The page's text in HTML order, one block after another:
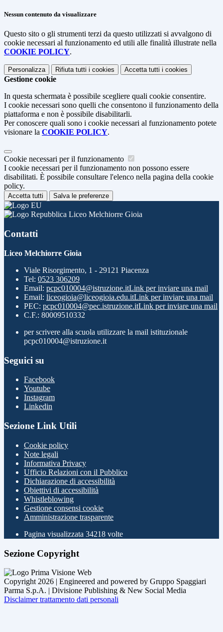
Nessun contenuto da visualizzare
Questo sito o gli strumenti terzi da questo utilizzati si avvalgono di
cookie necessari al funzionamento ed utili alle finalità illustrate nella
COOKIE POLICY.
Personalizza Rifiuta tutti i cookies Accetta tutti i cookies
Gestione cookie
In questa schermata è possibile scegliere quali cookie consentire.
I cookie necessari sono quelli che consentono il funzionamento della
piattaforma e non è possibile disabilitarli.
Per conoscere quali sono i cookie necessari al funzionamento potete
visionare la COOKIE POLICY.
Cookie necessari per il funzionamento
I cookie necessari per il funzionamento non possono essere
disabilitati. È possibile consultare l'elenco nella pagina della cookie
policy.
Accetta tutti Salva le preferenze
Liceo Melchiorre Gioia
Contatti
Liceo Melchiorre Gioia
Viale Risorgimento, 1 - 29121 Piacenza
Tel: 0523 306209
Email: pcpc010004@istruzione.itLink per inviare una mail
Email: liceogioia@liceogioia.edu.itLink per inviare una mail
PEC: pcpc010004@pec.istruzione.itLink per inviare una mail
C.F.: 80009510332
per scrivere alla scuola utilizzare la mail istituzionale
pcpc010004@istruzione.it
Seguici su
Facebook
Youtube
Instagram
Linkedin
Sezione Link Utili
Cookie policy
Note legali
Informativa Privacy
Ufficio Relazioni con il Pubblico
Dichiarazione di accessibilità
Obiettivi di accessibilità
Whistleblowing
Gestione consensi cookie
Amministrazione trasparente
Pagina visualizzata 34218 volte
Sezione Copyright
Copyright 2026 | Engineered and powered by Gruppo Spaggiari
Parma S.p.A. | Divisione Publishing & New Social Media
Disclaimer trattamento dati personali